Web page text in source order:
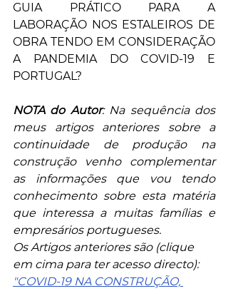
GUIA PRÁTICO PARA A
LABORAÇÃO NOS ESTALEIROS DE
OBRA TENDO EM CONSIDERAÇÃO
A PANDEMIA DO COVID-19 E
PORTUGAL?
NOTA do Autor: Na sequência dos
meus artigos anteriores sobre a
continuidade de produção na
construção venho complementar
as informações que vou tendo
conhecimento sobre esta matéria
que interessa a muitas famílias e
empresários portugueses.
Os Artigos anteriores são (clique
em cima para ter acesso directo):
"COVID-19 NA CONSTRUÇÃO,